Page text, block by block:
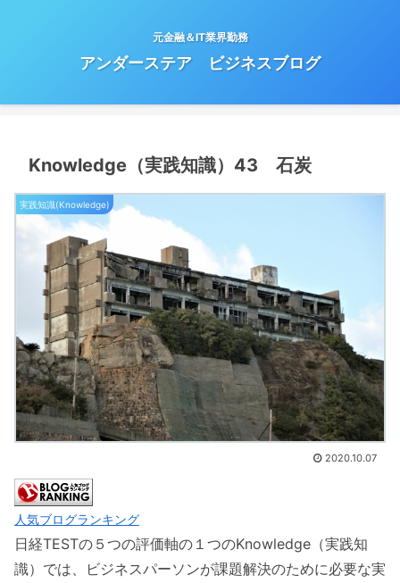
元金融＆IT業界勤務
アンダーステア ビジネスブログ
Knowledge（実践知識）43 石炭
実践知識(Knowledge)
2020.10.07
人気ブログランキング
日経TESTの５つの評価軸の１つのKnowledge（実践知
識）では、ビジネスパーソンが課題解決のために必要な実